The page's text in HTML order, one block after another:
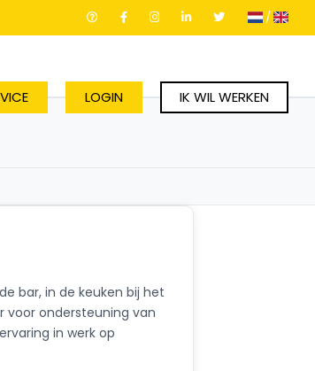
/
LOGIN IK WIL WERKEN
bar, in de keuken bij het
voor ondersteuning van
in werk op